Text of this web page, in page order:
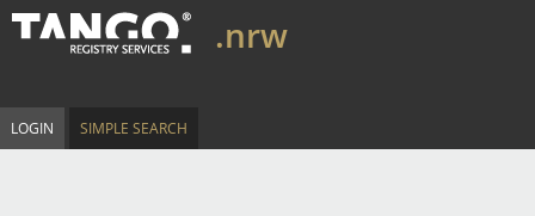
.nrw
LOGIN SIMPLE SEARCH